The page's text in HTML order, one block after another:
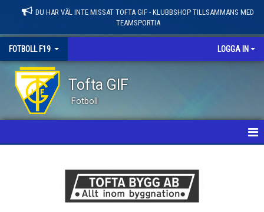
DU HAR VÄL INTE MISSAT TOFTA GIF - KLUBBSHOP TILLSAMMANS MED
TEAMSPORTIA
FOTBOLL F19 LOGGA IN
Tofta GIF
Fotboll